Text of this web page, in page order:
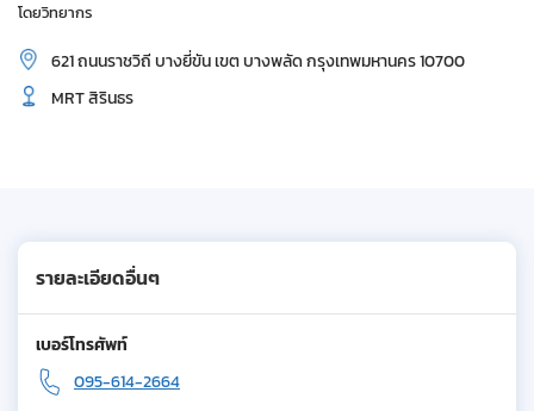
โดยวิทยากร
621 ถนนราชวิถี บางยี่ขัน เขต บางพลัด กรุงเทพมหานคร 10700
MRT สิรินธร
รายละเอียดอื่นๆ
เบอร์โทรศัพท์
095-614-2664